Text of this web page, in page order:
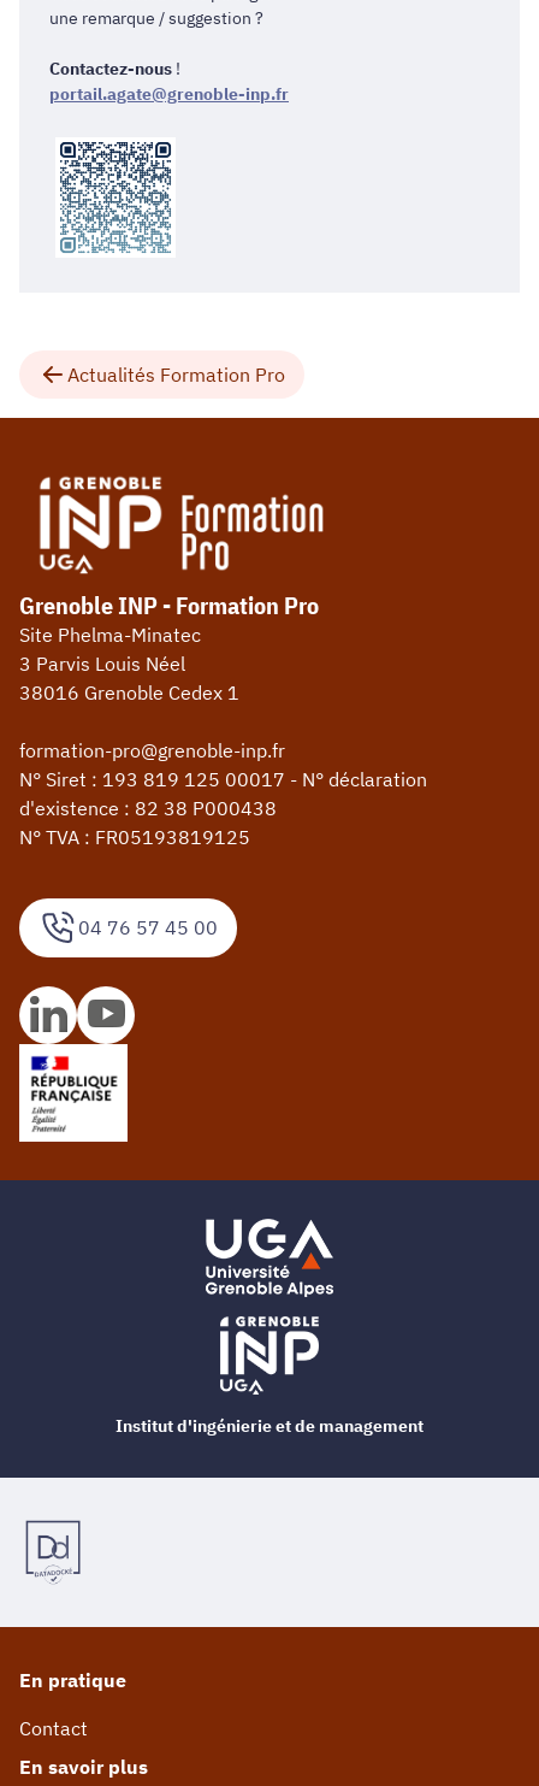
une remarque / suggestion ?
Contactez-nous !
portail.agate@grenoble-inp.fr
Actualités Formation Pro
04 76 57 45 00
Grenoble INP - Formation Pro
Site Phelma-Minatec
3 Parvis Louis Néel
38016 Grenoble Cedex 1
formation-pro@grenoble-inp.fr
N° Siret : 193 819 125 00017 - N° déclaration
d'existence : 82 38 P000438
N° TVA : FR05193819125
En pratique
Contact
En savoir plus
Institut d'ingénierie et de management